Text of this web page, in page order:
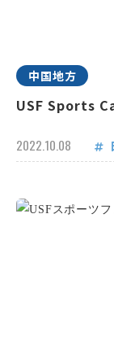
中国地方
USF Sports
2022.10.08